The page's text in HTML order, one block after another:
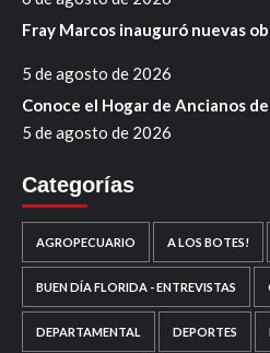
Fray Marcos inauguró nuevas
5 de agosto de 2026
Conoce el Hogar de Ancianos
5 de agosto de 2026
Categorías
AGROPECUARIO A LOS BOTES!
BUEN DÍA FLORIDA - ENTREVISTAS
DEPARTAMENTAL DEPORTES